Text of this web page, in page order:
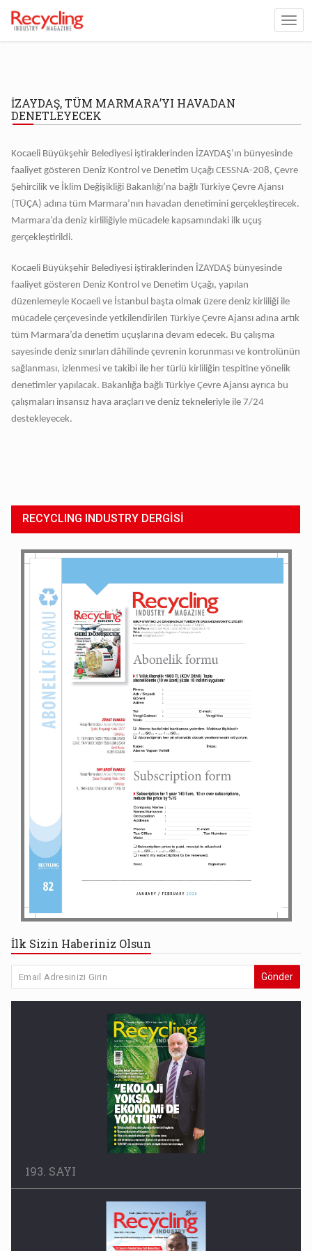
İZAYDAŞ, TÜM MARMARA’YI HAVADAN
DENETLEYECEK
Kocaeli Büyükşehir Belediyesi iştiraklerinden İZAYDAŞ’ın bünyesinde
faaliyet gösteren Deniz Kontrol ve Denetim Uçağı CESSNA-208, Çevre
Şehircilik ve İklim Değişikliği Bakanlığı’na bağlı Türkiye Çevre Ajansı
(TÜÇA) adına tüm Marmara’nın havadan denetimini gerçekleştirecek.
Marmara’da deniz kirliliğiyle mücadele kapsamındaki ilk uçuş
gerçekleştirildi.
Kocaeli Büyükşehir Belediyesi iştiraklerinden İZAYDAŞ bünyesinde
faaliyet gösteren Deniz Kontrol ve Denetim Uçağı, yapılan
düzenlemeyle Kocaeli ve İstanbul başta olmak üzere deniz kirliliği ile
mücadele çerçevesinde yetkilendirilen Türkiye Çevre Ajansı adına artık
tüm Marmara’da denetim uçuşlarına devam edecek. Bu çalışma
sayesinde deniz sınırları dâhilinde çevrenin korunması ve kontrolünün
sağlanması, izlenmesi ve takibi ile her türlü kirliliğin tespitine yönelik
denetimler yapılacak. Bakanlığa bağlı Türkiye Çevre Ajansı ayrıca bu
çalışmaları insansız hava araçları ve deniz tekneleriyle ile 7/24
destekleyecek.
RECYCLING INDUSTRY DERGİSİ
İlk Sizin Haberiniz Olsun
Gönder
193. SAYI